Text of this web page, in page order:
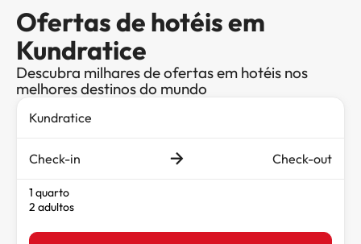
Ofertas de hotéis em
Kundratice
Descubra milhares de ofertas em hotéis nos
melhores destinos do mundo
Check-in Check-out
1 quarto
2 adultos